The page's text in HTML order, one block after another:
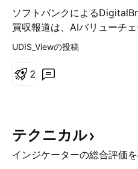
ソフトバンクによる
買収報道は、AIバリューチ
根本的シフトを示している──
インフラへ。DigitalBridgeの
容量を解消する。チップ供給
したが、3～5年の系統接続待
列とPJM容量オークション
UDIS_Viewの投稿
2
テクニカル
インジケーターの総合評価を